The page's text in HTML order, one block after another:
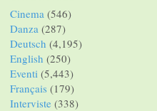
Cinema (546)
Danza (287)
Deutsch (4,195)
English (250)
Eventi (5,443)
Français (179)
Interviste (338)